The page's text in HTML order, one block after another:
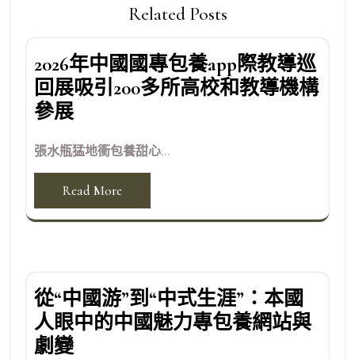
Related Posts
2026年中國國專包養app際教導巡
回展吸引200多所高校和教導機構
參展
張水瓶猛地衝包養甜心...
Read More
從“中國游”到“中式生涯”：本國
人眼中的中國魅力專包養網站與
劇變